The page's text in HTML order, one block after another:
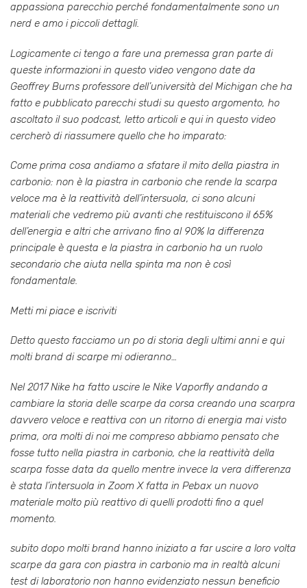
appassiona parecchio perché fondamentalmente sono un
nerd e amo i piccoli dettagli.
Logicamente ci tengo a fare una premessa gran parte di
queste informazioni in questo video vengono date da
Geoffrey Burns professore dell’università del Michigan che ha
fatto e pubblicato parecchi studi su questo argomento, ho
ascoltato il suo podcast, letto articoli e qui in questo video
cercherò di riassumere quello che ho imparato:
Come prima cosa andiamo a sfatare il mito della piastra in
carbonio: non è la piastra in carbonio che rende la scarpa
veloce ma è la reattività dell’intersuola, ci sono alcuni
materiali che vedremo più avanti che restituiscono il 65%
dell’energia e altri che arrivano fino al 90% la differenza
principale è questa e la piastra in carbonio ha un ruolo
secondario che aiuta nella spinta ma non è così
fondamentale.
Metti mi piace e iscriviti
Detto questo facciamo un po di storia degli ultimi anni e qui
molti brand di scarpe mi odieranno…
Nel 2017 Nike ha fatto uscire le Nike Vaporfly andando a
cambiare la storia delle scarpe da corsa creando una scarpra
davvero veloce e reattiva con un ritorno di energia mai visto
prima, ora molti di noi me compreso abbiamo pensato che
fosse tutto nella piastra in carbonio, che la reattività della
scarpa fosse data da quello mentre invece la vera differenza
è stata l’intersuola in Zoom X fatta in Pebax un nuovo
materiale molto più reattivo di quelli prodotti fino a quel
momento.
subito dopo molti brand hanno iniziato a far uscire a loro volta
scarpe da gara con piastra in carbonio ma in realtà alcuni
test di laboratorio non hanno evidenziato nessun beneficio